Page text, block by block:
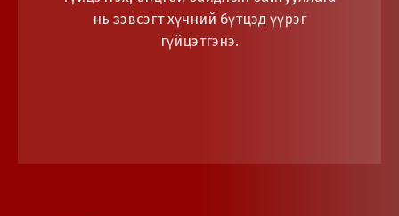
нь зэвсэгт хүчний бүтцэд үүрэг
гүйцэтгэнэ.